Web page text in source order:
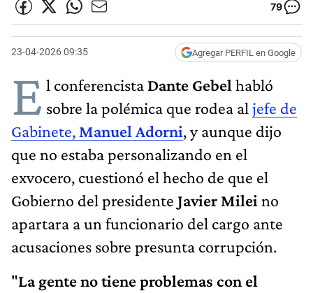
79
23-04-2026 09:35 Agregar PERFIL en Google
E l conferencista Dante Gebel habló
sobre la polémica que rodea al jefe de
Gabinete, Manuel Adorni, y aunque dijo
que no estaba personalizando en el
exvocero, cuestionó el hecho de que el
Gobierno del presidente Javier Milei no
apartara a un funcionario del cargo ante
acusaciones sobre presunta corrupción.
"La gente no tiene problemas con el